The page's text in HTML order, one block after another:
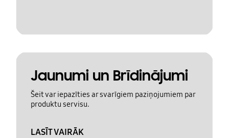
Jaunumi un Brīdinājumi
Šeit var iepazīties ar svarīgiem paziņojumiem par
produktu servisu.
LASĪT VAIRĀK